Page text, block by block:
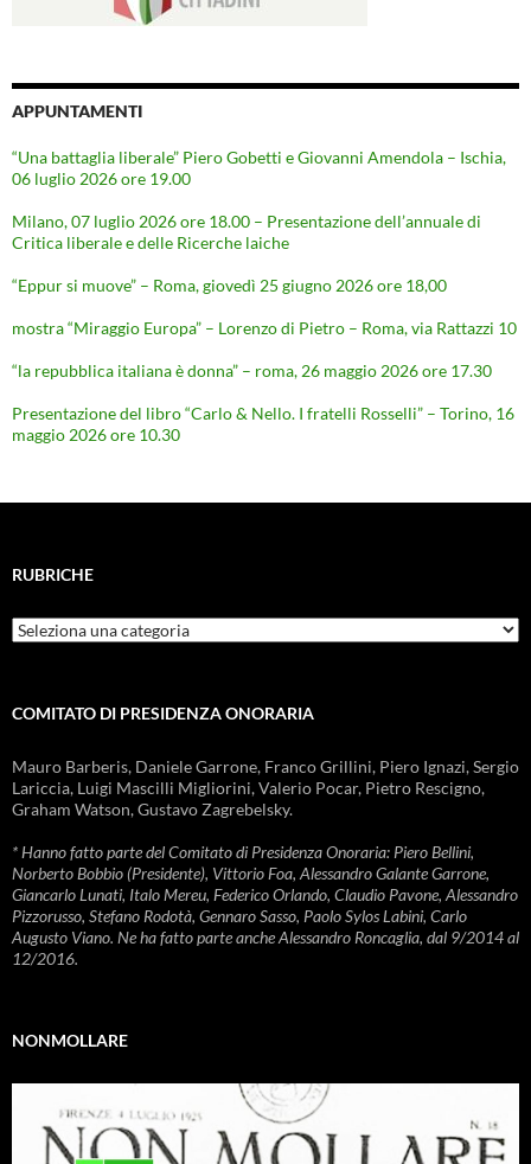
APPUNTAMENTI
“Una battaglia liberale” Piero Gobetti e Giovanni Amendola – Ischia,
06 luglio 2026 ore 19.00
Milano, 07 luglio 2026 ore 18.00 – Presentazione dell’annuale di
Critica liberale e delle Ricerche laiche
“Eppur si muove” – Roma, giovedì 25 giugno 2026 ore 18,00
mostra “Miraggio Europa” – Lorenzo di Pietro – Roma, via Rattazzi 10
“la repubblica italiana è donna” – roma, 26 maggio 2026 ore 17.30
Presentazione del libro “Carlo & Nello. I fratelli Rosselli” – Torino, 16
maggio 2026 ore 10.30
RUBRICHE
Rubriche
COMITATO DI PRESIDENZA ONORARIA
Mauro Barberis, Daniele Garrone, Franco Grillini, Piero Ignazi, Sergio
Lariccia, Luigi Mascilli Migliorini, Valerio Pocar, Pietro Rescigno,
Graham Watson, Gustavo Zagrebelsky.
* Hanno fatto parte del Comitato di Presidenza Onoraria: Piero Bellini,
Norberto Bobbio (Presidente), Vittorio Foa, Alessandro Galante Garrone,
Giancarlo Lunati, Italo Mereu, Federico Orlando, Claudio Pavone, Alessandro
Pizzorusso, Stefano Rodotà, Gennaro Sasso, Paolo Sylos Labini, Carlo
Augusto Viano. Ne ha fatto parte anche Alessandro Roncaglia, dal 9/2014 al
12/2016.
NONMOLLARE